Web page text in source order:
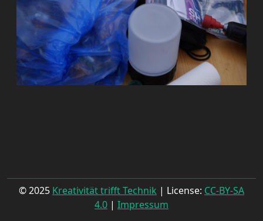
© 2025 Kreativität trifft Technik | License: CC-BY-SA
4.0 | Impressum